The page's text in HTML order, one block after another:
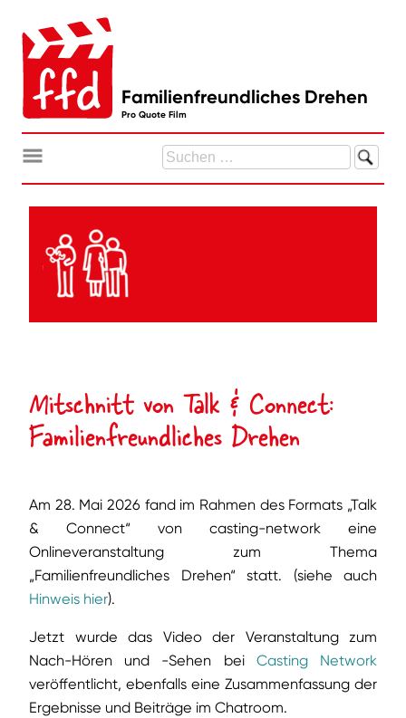
Inhalt
springen
Familienfreundliches Drehen
Pro Quote Film
Suchen
Mitschnitt von Talk & Connect:
Familienfreundliches Drehen
Am 28. Mai 2026 fand im Rahmen des Formats „Talk
& Connect“ von casting-network eine
Onlineveranstaltung zum Thema
„Familienfreundliches Drehen“ statt. (siehe auch
Hinweis hier).
Jetzt wurde das Video der Veranstaltung zum
Nach-Hören und -Sehen bei Casting Network
veröffentlicht, ebenfalls eine Zusammenfassung der
Ergebnisse und Beiträge im Chatroom.